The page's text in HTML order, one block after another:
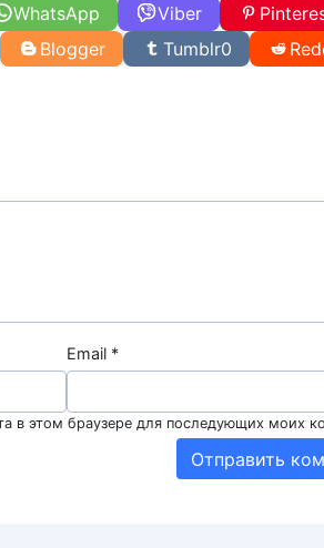
WhatsApp Viber
Tumblr0
Blogger
Email *
в этом браузере для последующих моих